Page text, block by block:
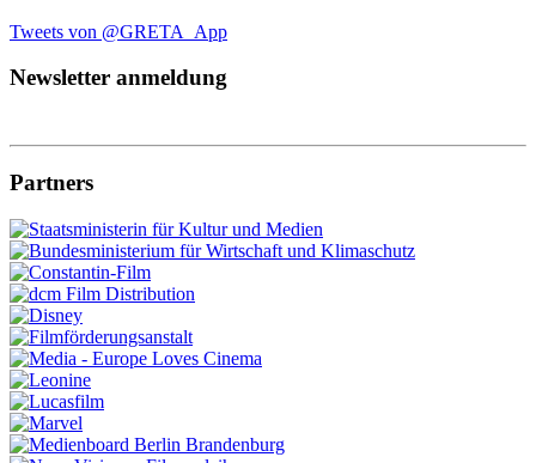
Tweets von @GRETA_App
Newsletter anmeldung
Partners